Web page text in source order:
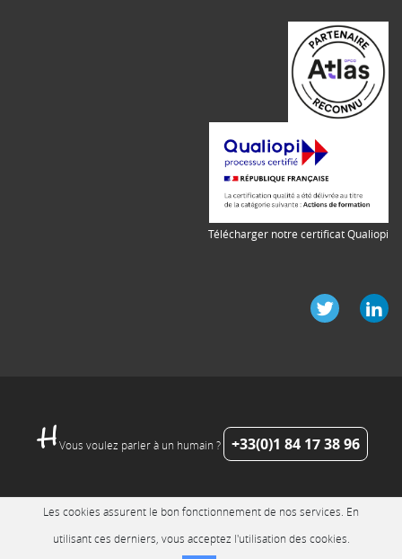
Télécharger notre certificat Qualiopi
Vous voulez parler à un humain ? +33(0)1 84 17 38 96
Les cookies assurent le bon fonctionnement de nos services. En
utilisant ces derniers, vous acceptez l'utilisation des cookies.